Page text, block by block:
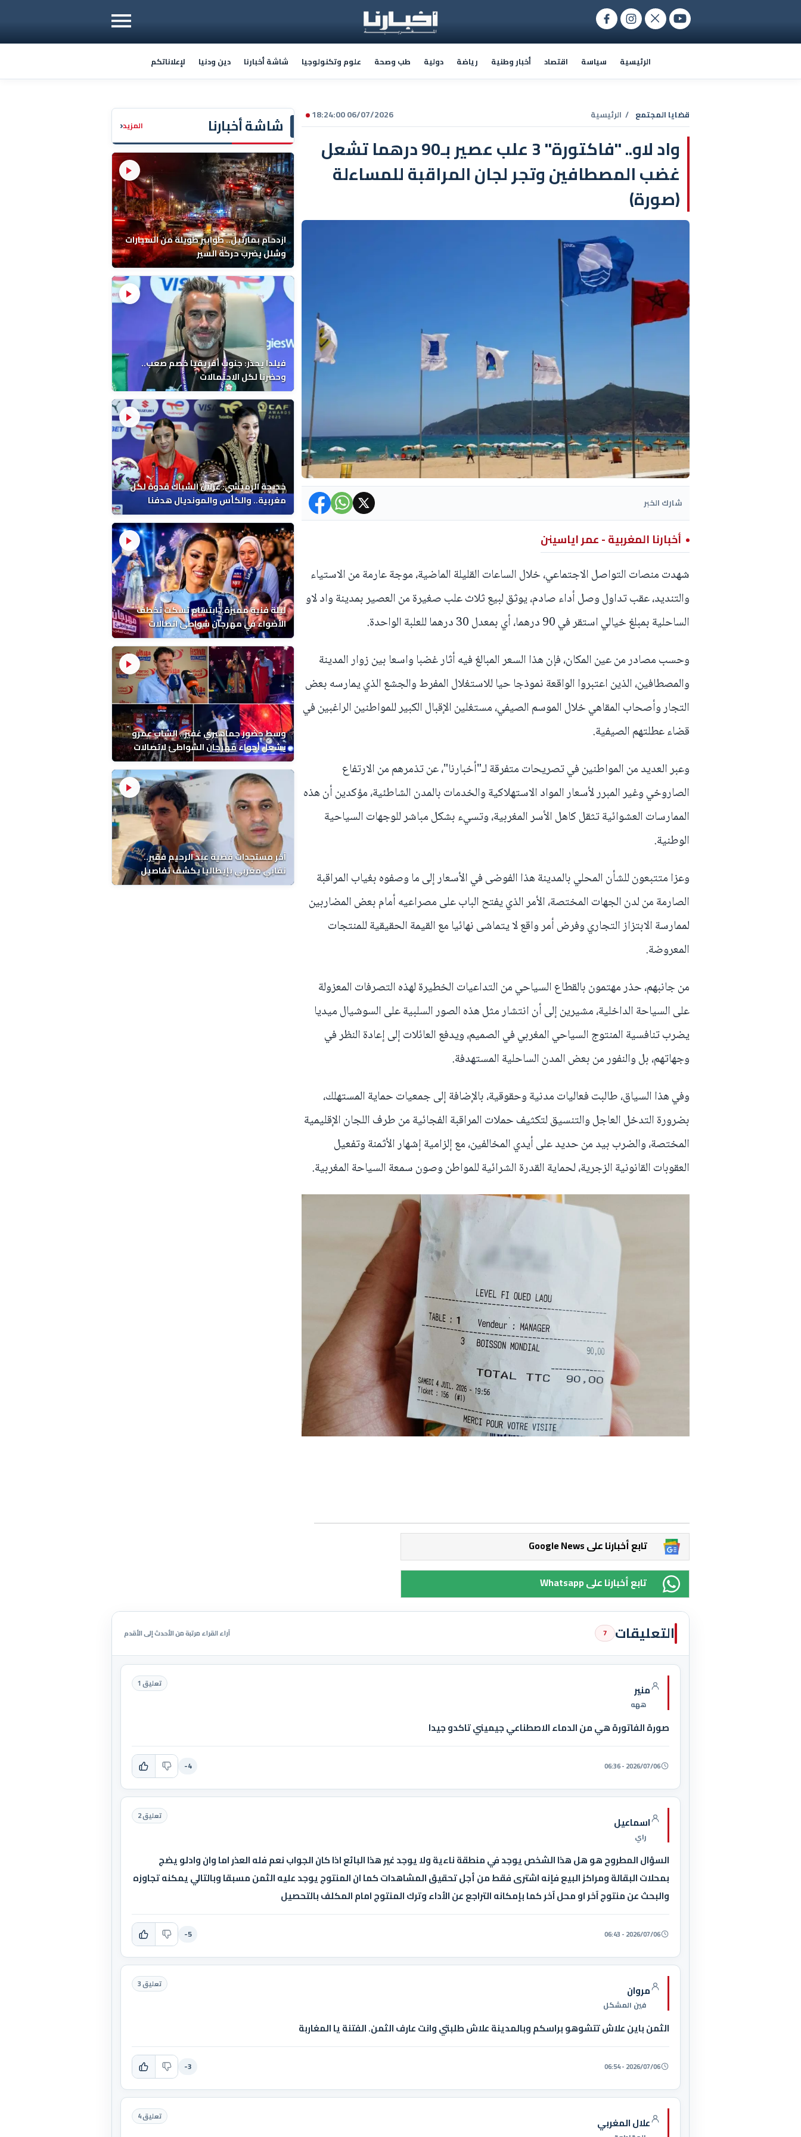
الرئيسية سياسة اقتصاد أخبار وطنية رياضة دولية طب وصحة علوم وتكنولوجيا شاشة أخبارنا دين ودنيا لإعلاناتكم
شاشة أخبارنا المزيد‹
ازدحام بمارتيل.. طوابير طويلة من السيارات
وشلل يضرب حركة السير
فيلدا يحذر: جنوب أفريقيا خصم صعب..
وحضرنا لكل الاحتمالات
خديجة الرميشي: غزلان الشباك قدوة لكل
مغربية.. والكأس والمونديال هدفنا
ليلة فنية مميزة.. ابتسام تسكت تخطف
الأضواء في مهرجان شواطئ اتصالات
المغرب بالمضيق
وسط حضور جماهيري غفير.. الشاب عمرو
يشعل أجواء مهرجان الشواطئ لاتصالات
المغرب بطنجة
آخر مستجدات قضية عبد الرحيم فقير..
نقابي مغربي بإيطاليا يكشف تفاصيل
الوفاة ونتائج التشريح
06/07/2026 18:24:00 قضايا المجتمع / الرئيسية
واد لاو.. "فاكتورة" 3 علب عصير بـ90 درهما تشعل
غضب المصطافين وتجر لجان المراقبة للمساءلة
(صورة)
شارك الخبر
أخبارنا المغربية - عمر اياسينن
شهدت منصات التواصل الاجتماعي، خلال الساعات القليلة الماضية، موجة عارمة من الاستياء
والتنديد، عقب تداول وصل أداء صادم، يوثق لبيع ثلاث علب صغيرة من العصير بمدينة واد لاو
الساحلية بمبلغ خيالي استقر في 90 درهما، أي بمعدل 30 درهما للعلبة الواحدة.
وحسب مصادر من عين المكان، فإن هذا السعر المبالغ فيه أثار غضبا واسعا بين زوار المدينة
والمصطافين، الذين اعتبروا الواقعة نموذجا حيا للاستغلال المفرط والجشع الذي يمارسه بعض
التجار وأصحاب المقاهي خلال الموسم الصيفي، مستغلين الإقبال الكبير للمواطنين الراغبين في
قضاء عطلتهم الصيفية.
وعبر العديد من المواطنين في تصريحات متفرقة لـ"أخبارنا"، عن تذمرهم من الارتفاع
الصاروخي وغير المبرر لأسعار المواد الاستهلاكية والخدمات بالمدن الشاطئية، مؤكدين أن هذه
الممارسات العشوائية تثقل كاهل الأسر المغربية، وتسيء بشكل مباشر للوجهات السياحية
الوطنية.
وعزا متتبعون للشأن المحلي بالمدينة هذا الفوضى في الأسعار إلى ما وصفوه بغياب المراقبة
الصارمة من لدن الجهات المختصة، الأمر الذي يفتح الباب على مصراعيه أمام بعض المضاربين
لممارسة الابتزاز التجاري وفرض أمر واقع لا يتماشى نهائيا مع القيمة الحقيقية للمنتجات
المعروضة.
من جانبهم، حذر مهتمون بالقطاع السياحي من التداعيات الخطيرة لهذه التصرفات المعزولة
على السياحة الداخلية، مشيرين إلى أن انتشار مثل هذه الصور السلبية على السوشيال ميديا
يضرب تنافسية المنتوج السياحي المغربي في الصميم، ويدفع العائلات إلى إعادة النظر في
وجهاتهم، بل والنفور من بعض المدن الساحلية المستهدفة.
وفي هذا السياق، طالبت فعاليات مدنية وحقوقية، بالإضافة إلى جمعيات حماية المستهلك،
بضرورة التدخل العاجل والتنسيق لتكثيف حملات المراقبة الفجائية من طرف اللجان الإقليمية
المختصة، والضرب بيد من حديد على أيدي المخالفين، مع إلزامية إشهار الأثمنة وتفعيل
العقوبات القانونية الزجرية، لحماية القدرة الشرائية للمواطن وصون سمعة السياحة المغربية.
Google News تابع أخبارنا على
Whatsapp تابع أخبارنا على
التعليقات 7 آراء القراء مرتبة من الأحدث إلى الأقدم
منير
ههه
تعليق 1
صورة الفاتورة هي من الدماء الاصطناعي جيميني تاكدو جيدا
2026/07/06 - 06:36
-4
اسماعيل
راي
تعليق 2
السؤال المطروح هو هل هذا الشخص يوجد في منطقة ناءية ولا يوجد غير هذا البائع اذا كان الجواب نعم فله العذر اما وان وادلو يضج
بمحلات البقالة ومراكز البيع فإنه اشترى فقط من أجل تحقيق المشاهدات كما ان المنتوج يوجد عليه الثمن مسبقا وبالتالي يمكنه تجاوزه
والبحث عن منتوج آخر او محل آخر كما بإمكانه التراجع عن الأداء وترك المنتوج امام المكلف بالتحصيل
2026/07/06 - 06:43
-5
مروان
فين المشكل
تعليق 3
الثمن باين علاش تتشوهو براسكم وبالمدينة علاش طلبتي وانت عارف الثمن. الفتنة يا المغاربة
2026/07/06 - 06:54
-3
علال المغربي تعليق 4